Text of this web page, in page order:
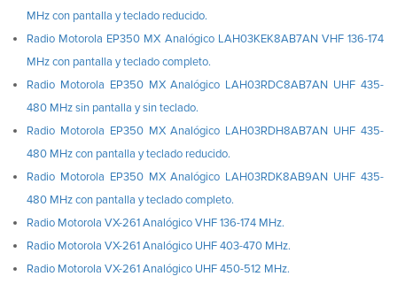
MHz con pantalla y teclado reducido.
Radio Motorola EP350 MX Analógico LAH03KEK8AB7AN VHF 136-174
MHz con pantalla y teclado completo.
Radio Motorola EP350 MX Analógico LAH03RDC8AB7AN UHF 435-
480 MHz sin pantalla y sin teclado.
Radio Motorola EP350 MX Analógico LAH03RDH8AB7AN UHF 435-
480 MHz con pantalla y teclado reducido.
Radio Motorola EP350 MX Analógico LAH03RDK8AB9AN UHF 435-
480 MHz con pantalla y teclado completo.
Radio Motorola VX-261 Analógico VHF 136-174 MHz.
Radio Motorola VX-261 Analógico UHF 403-470 MHz.
Radio Motorola VX-261 Analógico UHF 450-512 MHz.